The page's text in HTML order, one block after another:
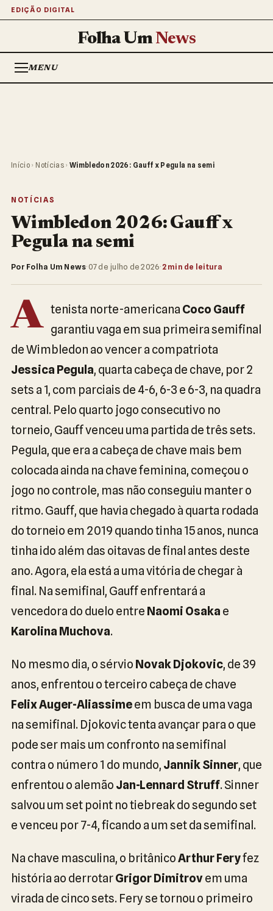
EDIÇÃO DIGITAL
Folha UmNews
MENU
Início › Notícias › Wimbledon 2026: Gauff x Pegula na semi
NOTÍCIAS
Wimbledon 2026: Gauff x
Pegula na semi
Por Folha Um News·07 de julho de 2026·2 min de leitura
A tenista norte-americana Coco Gauff
garantiu vaga em sua primeira semifinal
de Wimbledon ao vencer a compatriota
Jessica Pegula, quarta cabeça de chave, por 2
sets a 1, com parciais de 4-6, 6-3 e 6-3, na quadra
central. Pelo quarto jogo consecutivo no
torneio, Gauff venceu uma partida de três sets.
Pegula, que era a cabeça de chave mais bem
colocada ainda na chave feminina, começou o
jogo no controle, mas não conseguiu manter o
ritmo. Gauff, que havia chegado à quarta rodada
do torneio em 2019 quando tinha 15 anos, nunca
tinha ido além das oitavas de final antes deste
ano. Agora, ela está a uma vitória de chegar à
final. Na semifinal, Gauff enfrentará a
vencedora do duelo entre Naomi Osaka e
Karolina Muchova.
No mesmo dia, o sérvio Novak Djokovic, de 39
anos, enfrentou o terceiro cabeça de chave
Felix Auger-Aliassimeem busca de uma vaga
na semifinal. Djokovic tenta avançar para o que
pode ser mais um confronto na semifinal
contra o número 1 do mundo, Jannik Sinner, que
enfrentou o alemão Jan-Lennard Struff. Sinner
salvou um set point no tiebreak do segundo set
e venceu por 7-4, ficando a um set da semifinal.
Na chave masculina, o britânicoArthur Feryfez
história ao derrotarGrigor Dimitrovem uma
virada de cinco sets. Fery se tornou o primeiro